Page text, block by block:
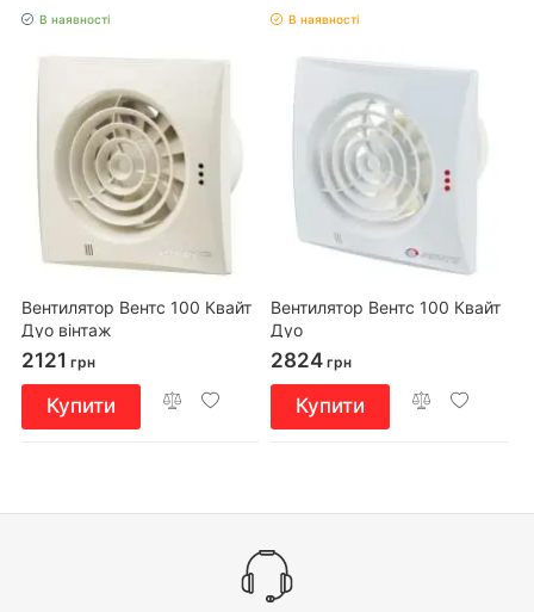
В наявності
Вентилятор Вентс 100 Квайт
Дуо вінтаж
2121 грн
Купити
В наявності
Вентилятор Вентс 100 Квайт
Дуо
2824 грн
Купити